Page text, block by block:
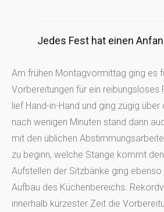
Jedes Fest hat einen
Am frühen Montagvormittag ging es
Vorbereitungen für ein reibungsloses
lief Hand-in-Hand und ging zügig über
nach wenigen Minuten stand dann
mit den üblichen
zu beginn, welche Stange kommt
Aufstellen der Sitzbänke ging
Aufbau des Küchenbereichs.
innerhalb kürzester Zeit die